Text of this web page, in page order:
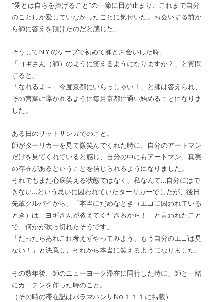
“愛とは自らを捧げること“の一節に目が止まり、これまで自分
のことしか愛していなかったことに気付いた。お会いする前か
ら師に答えを頂けたのだと感じた」
そうしてN.Y.のケーブで初めて師とお会いした時、
「ヨギさん（師）のように笑えるようになりますか？」と質問
すると、
「なれるよ～ 今度京都にいらっしゃい！」と師は答えられ、
その言葉に導かれるように毎月京都に通い始めることになりま
した。
ある日のサットサンガでのこと。
師がターリカーを見て微笑んでくれた時に、自分のアートマン
だけを見てくれていると感じ、自分の中にもアートマン、真実
の存在があるということを信じられるようになりました。
それでもまだ心底笑える状態ではなく、私なんて…自分にはで
きない…という思いに囚われていたターリカーでしたが、後日
先輩グルバイから、「本当にだめなとき（エゴに囚われている
とき）は、ヨギさんが教えてくださるから！」と言われたこと
で、何かが吹っ切れたそうです。
「だったらあれこれ考えずやってみよう、もう自分のエゴは見
ない！」と決意し、それから本当に笑えるようになりました。
その数年後、師のニューヨーク滞在に同行した時に、師と一緒
にカーテンを作った時のこと。
（その時の滞在記はパラマハンサNo.１１１に掲載）